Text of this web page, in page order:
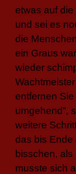
etwas auf
und sei es
die
ein Graus
wieder
entfernen
umgehend”,
weitere
das bis Ende
bisschen,
musste sich